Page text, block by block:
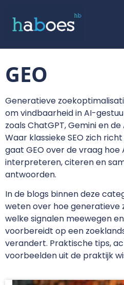
GEO
Generatieve
om vindbaarheid in AI-
zoals ChatGPT, Gemini en
Waar klassieke SEO zich
gaat GEO over de vraag
interpreteren, citeren en
antwoorden.
In de blogs binnen deze
weten over hoe generatieve
welke signalen meewegen
voorbereidt op een
verandert. Praktische tips,
voorbeelden uit de praktijk